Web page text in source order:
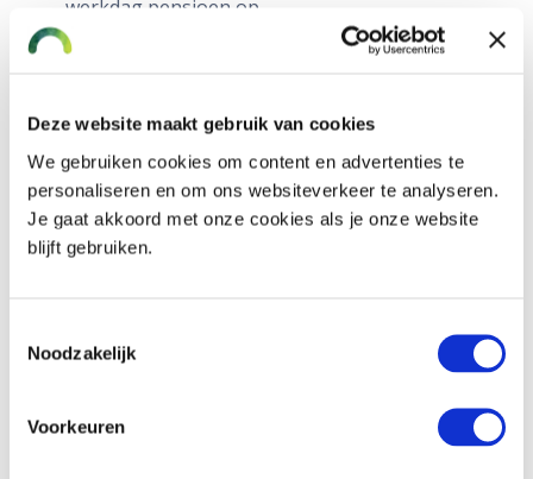
Deze website maakt gebruik van cookies
We gebruiken cookies om content en advertenties te
personaliseren en om ons websiteverkeer te analyseren.
Je gaat akkoord met onze cookies als je onze website
blijft gebruiken.
Noodzakelijk
Voorkeuren
werkdag pensioen op.
De pensioenregeling voorziet in een
aan nabestaanden als de werknemer overlijdt.
Advies pensioenregeling voor
payrollerwerknemers
zodat wij contact op kunnen nemen voor een